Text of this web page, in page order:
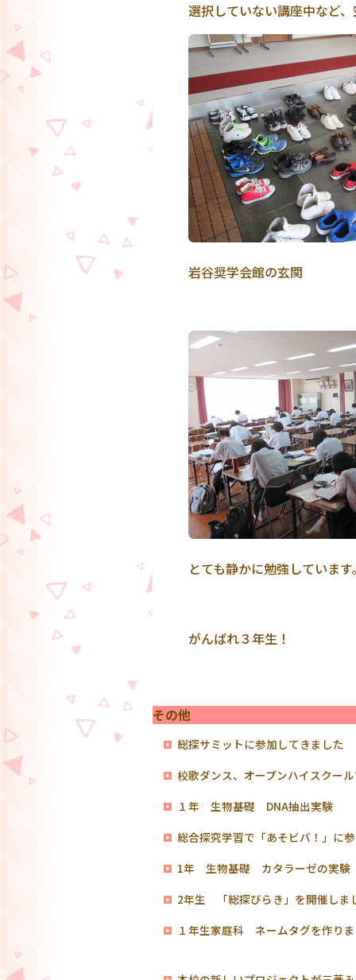
選択していない講座中など
岩谷奨学会館の玄関
とても静かに勉強しています
がんばれ３年生！
その他
総探サミットに参加してきました
校歌ダンス、オープンハイスクー
１年 生物基礎 DNA抽出実験
総合探究学習で「あそビバ！」に
1年 生物基礎 カタラーゼの実
2年生 「総探びらき」を開催しま
１年生家庭科 ネームタグを作り